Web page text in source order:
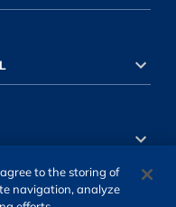
agree to the storing of
navigation, analyze